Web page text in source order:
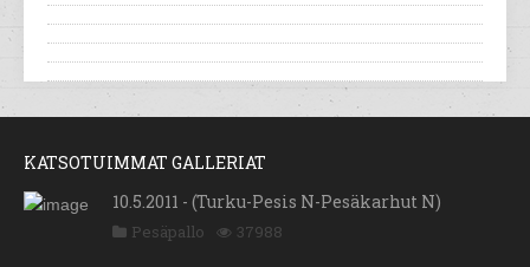
KATSOTUIMMAT GALLERIAT
10.5.2011 - (Turku-Pesis N-Pesäkarhut N)
Pesäpallo 37988